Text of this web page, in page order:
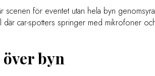
scenen för eventet utan hela byn
där car-spotters springer med mikrofoner
över byn